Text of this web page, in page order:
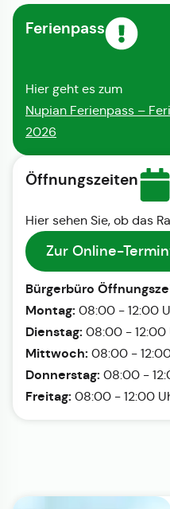
Ferienpass
Hier geht es zum
Nupian Ferienpass –
2026
Öffnungszeiten
Hier sehen Sie, ob das
Zur Online-
Bürgerbüro
Montag: 08:00 - 12:00
Dienstag: 08:00 - 12:00
Mittwoch: 08:00 -
Donnerstag: 08:00 -
Freitag: 08:00 - 12:00